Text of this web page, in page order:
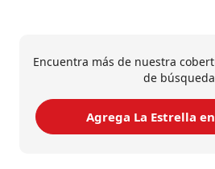
Encuentra más de nuestra
de
Agrega La Estrella